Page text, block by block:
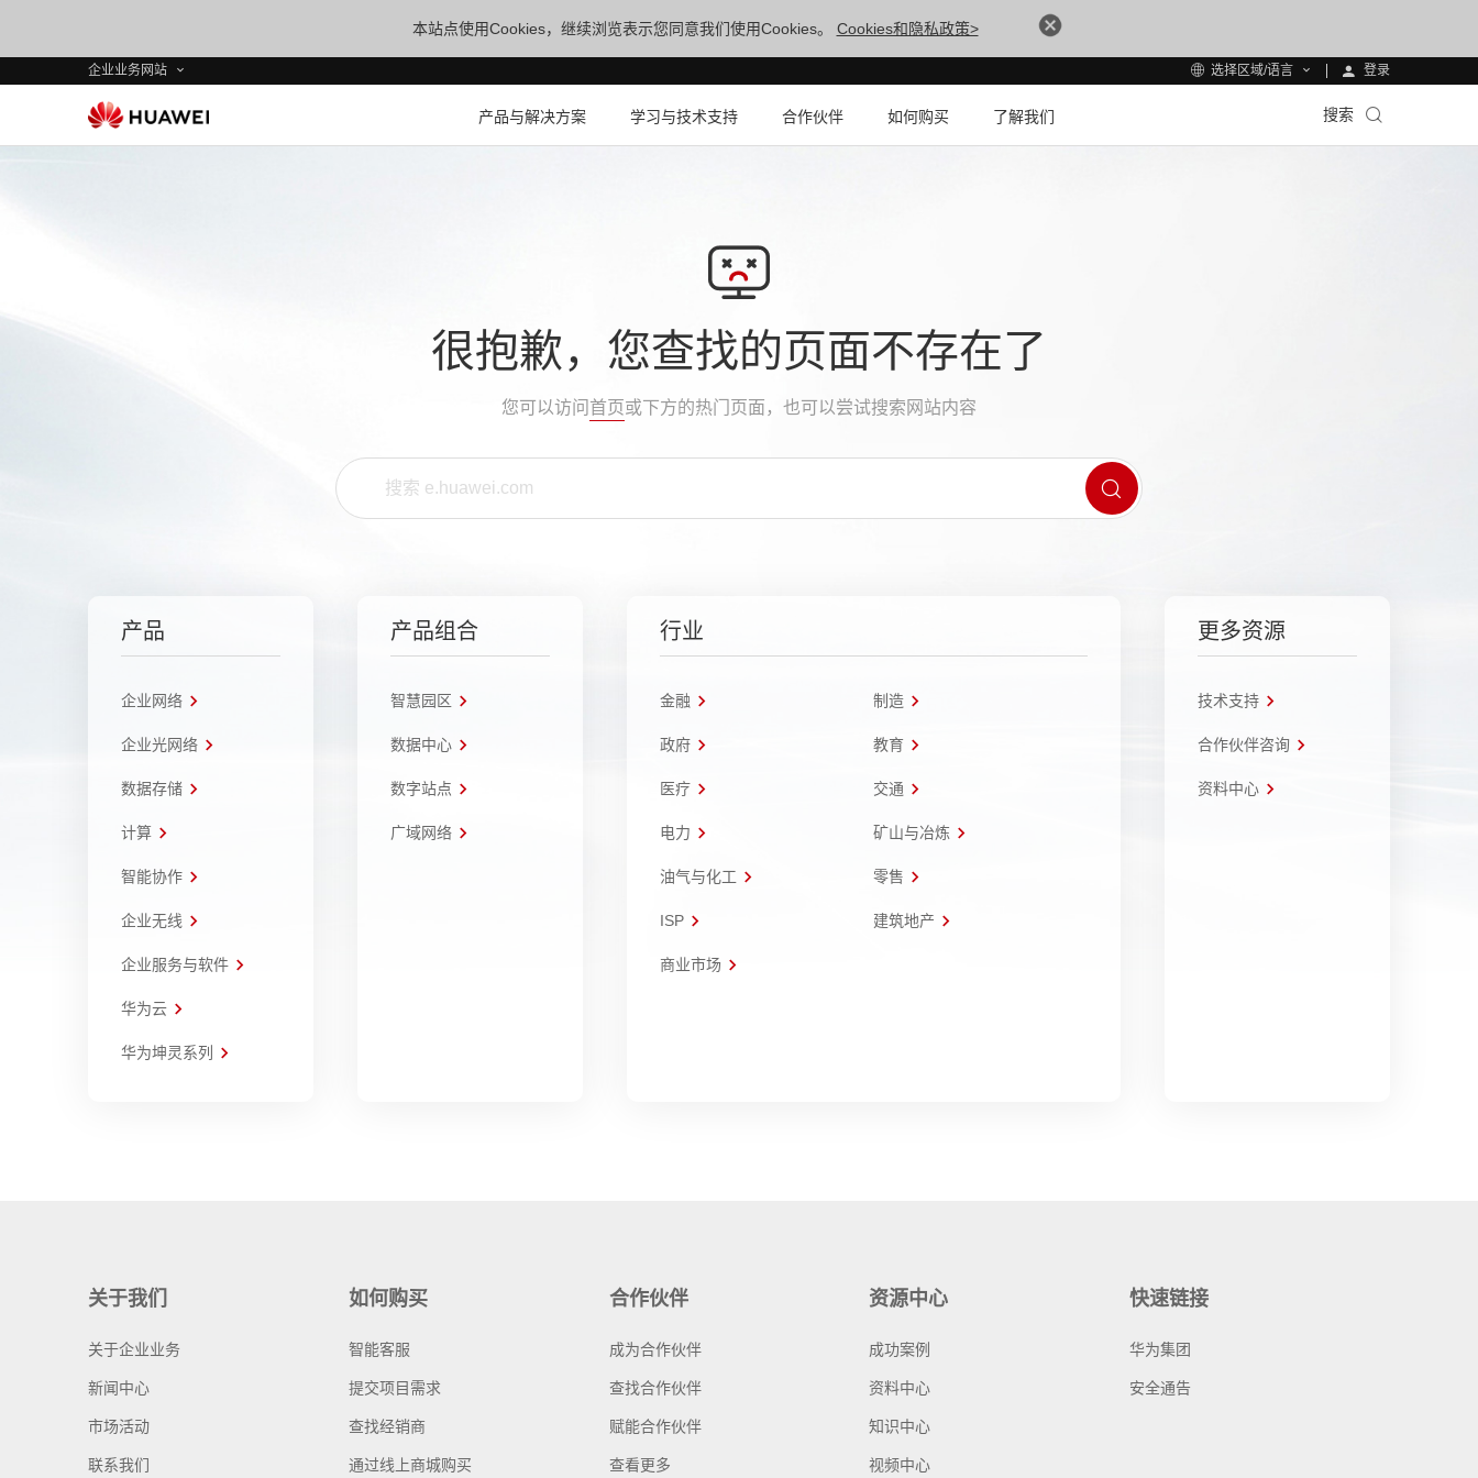
本站点使用Cookies，继续浏览表示您同意我们使用Cookies。 Cookies和隐私政策>
企业业务网站 选择区域/语言 登录
产品与解决方案 学习与技术支持 合作伙伴 如何购买 了解我们 搜索
很抱歉，您查找的页面不存在了
您可以访问 首页或下方的热门页面，也可以尝试搜索网站内容
产品
企业网络
企业光网络
数据存储
计算
智能协作
企业无线
企业服务与软件
华为云
华为坤灵系列
产品组合
智慧园区
数据中心
数字站点
广域网络
行业
金融 制造
政府 教育
医疗 交通
电力 矿山与冶炼
油气与化工 零售
ISP 建筑地产
商业市场
更多资源
技术支持
合作伙伴咨询
资料中心
关于我们
关于企业业务
新闻中心
市场活动
联系我们
如何购买
智能客服
提交项目需求
查找经销商
通过线上商城购买
合作伙伴
成为合作伙伴
查找合作伙伴
赋能合作伙伴
查看更多
资源中心
成功案例
资料中心
知识中心
视频中心
快速链接
华为集团
安全通告